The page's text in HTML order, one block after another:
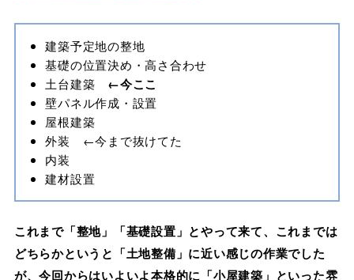
建築予定地の整地
基礎の位置決め・高さ合わせ
土台建築 ←今ここ
壁パネル作成・設置
屋根建築
外装 ←今まで抜けてた
内装
建材設置
これまで「整地」「基礎設置」とやって来て、これまでは
どちらかというと「土地整備」に近い感じの作業でした
が、今回からはいよいよ本格的に「小屋建築」といった雰